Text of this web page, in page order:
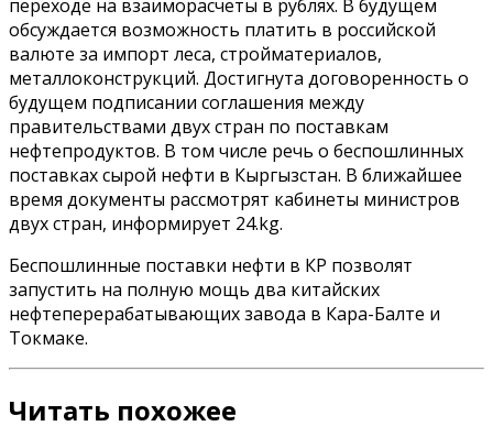
переходе на взаиморасчеты в рублях. В будущем
обсуждается возможность платить в российской
валюте за импорт леса, стройматериалов,
металлоконструкций. Достигнута договоренность о
будущем подписании соглашения между
правительствами двух стран по поставкам
нефтепродуктов. В том числе речь о беспошлинных
поставках сырой нефти в Кыргызстан. В ближайшее
время документы рассмотрят кабинеты министров
двух стран, информирует 24.kg.
Беспошлинные поставки нефти в КР позволят
запустить на полную мощь два китайских
нефтеперерабатывающих завода в Кара-Балте и
Токмаке.
Читать похожее